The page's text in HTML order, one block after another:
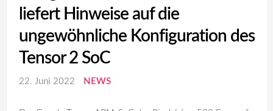
liefert Hinweise auf die
ungewöhnliche Konfiguration des
Tensor 2 SoC
22. Juni 2022 NEWS